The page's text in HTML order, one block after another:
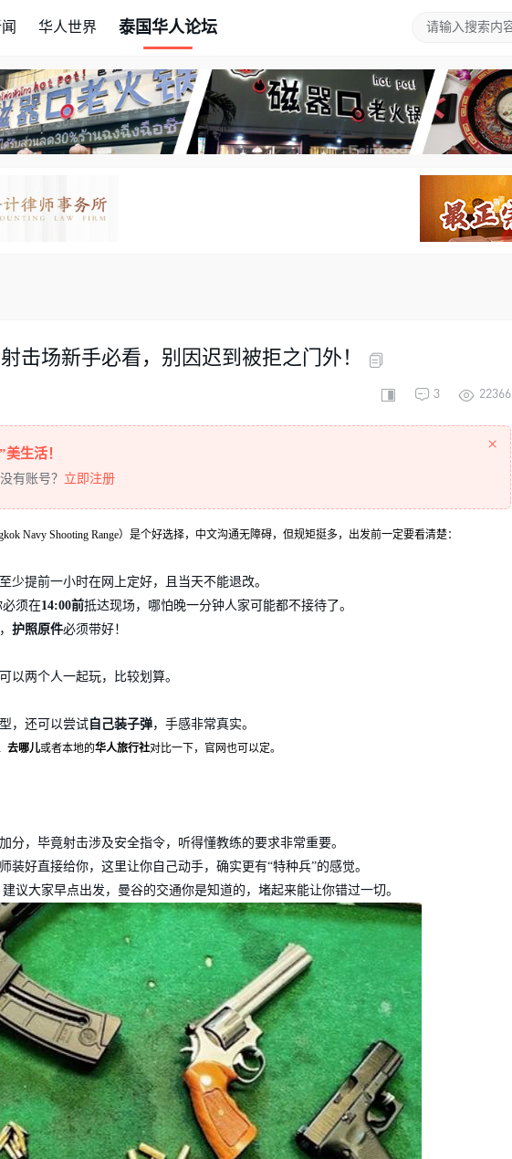
华人世界 泰国华人论坛
击场新手必看，别因迟到被拒之门外！
22366
3
生活！
有账号？ 立即注册
×
Navy Shooting Range）是个好选择，中文沟通无障碍，但规矩挺多，出发前一定要看清楚：
少提前一小时在网上定好，且当天不能退改。
必须在14:00前抵达现场，哪怕晚一分钟人家可能都不接待了。
护照原件必须带好！
以两个人一起玩，比较划算。
，还可以尝试 自己装子弹，手感非常真实。
去哪儿或者本地的华人旅行社对比一下，官网也可以定。
分，毕竟射击涉及安全指令，听得懂教练的要求非常重要。
装好直接给你，这里让你自己动手，确实更有“特种兵”的感觉。
议大家早点出发，曼谷的交通你是知道的，堵起来能让你错过一切。